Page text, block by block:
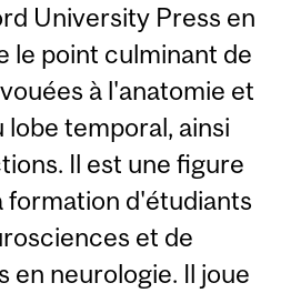
University Press en
le point culminant de
à l'anatomie et
lobe temporal, ainsi
Il est une figure
formation d'étudiants
et de
en neurologie. Il joue